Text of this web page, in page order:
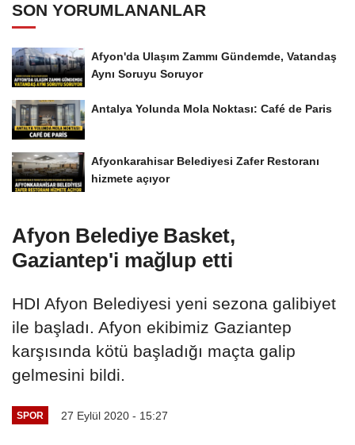
SON YORUMLANANLAR
Afyon'da Ulaşım Zammı Gündemde, Vatandaş
Aynı Soruyu Soruyor
Antalya Yolunda Mola Noktası: Café de Paris
Afyonkarahisar Belediyesi Zafer Restoranı
hizmete açıyor
Afyon Belediye Basket,
Gaziantep'i mağlup etti
HDI Afyon Belediyesi yeni sezona galibiyet
ile başladı. Afyon ekibimiz Gaziantep
karşısında kötü başladığı maçta galip
gelmesini bildi.
SPOR 27 Eylül 2020 - 15:27